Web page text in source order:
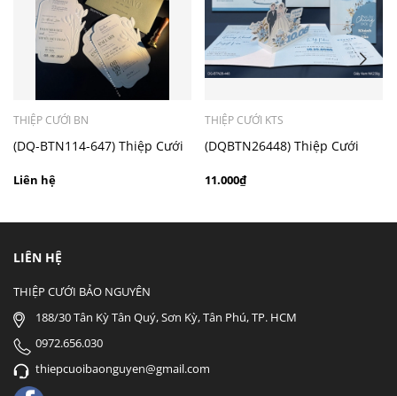
- Mẫu dưới 3000 giá chưa bao gồm bản đồ, quý khách
có nhu cầu in bản đồ sẽ có mức phí 300 - 500 đồng 1
thiệp tuỳ chất liệu.
THIỆP CƯỚI BN
(DQ-BTN114-647) Thiệp Cưới
Liên hệ
THIỆP CƯỚI KTS
(DQBTN26448) Thiệp Cưới
11.000₫
LIÊN HỆ
THIỆP CƯỚI BẢO NGUYÊN
188/30 Tân Kỳ Tân Quý, Sơn Kỳ, Tân Phú, TP. HCM
0972.656.030
thiepcuoibaonguyen@gmail.com